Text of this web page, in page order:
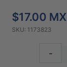
Diseños
$17.00
SKU: 1173823
-